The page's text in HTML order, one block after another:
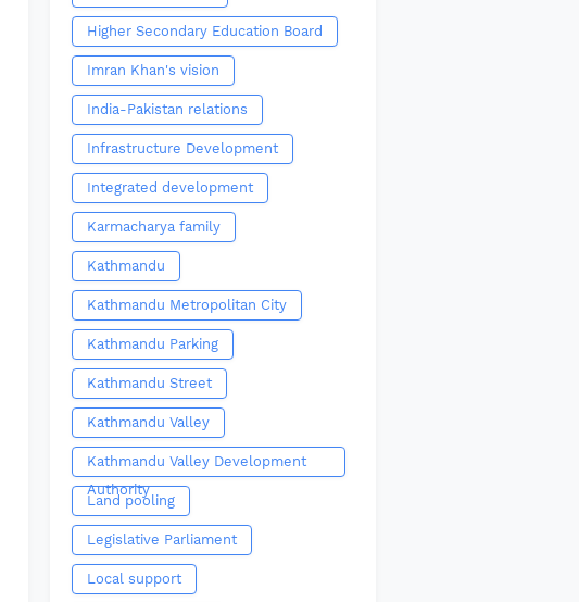
Higher Secondary Education Board
Imran Khan's vision
India-Pakistan relations
Infrastructure Development
Integrated development
Karmacharya family
Kathmandu
Kathmandu Metropolitan City
Kathmandu Parking
Kathmandu Street
Kathmandu Valley
Kathmandu Valley Development
Authority
Land pooling
Legislative Parliament
Local support